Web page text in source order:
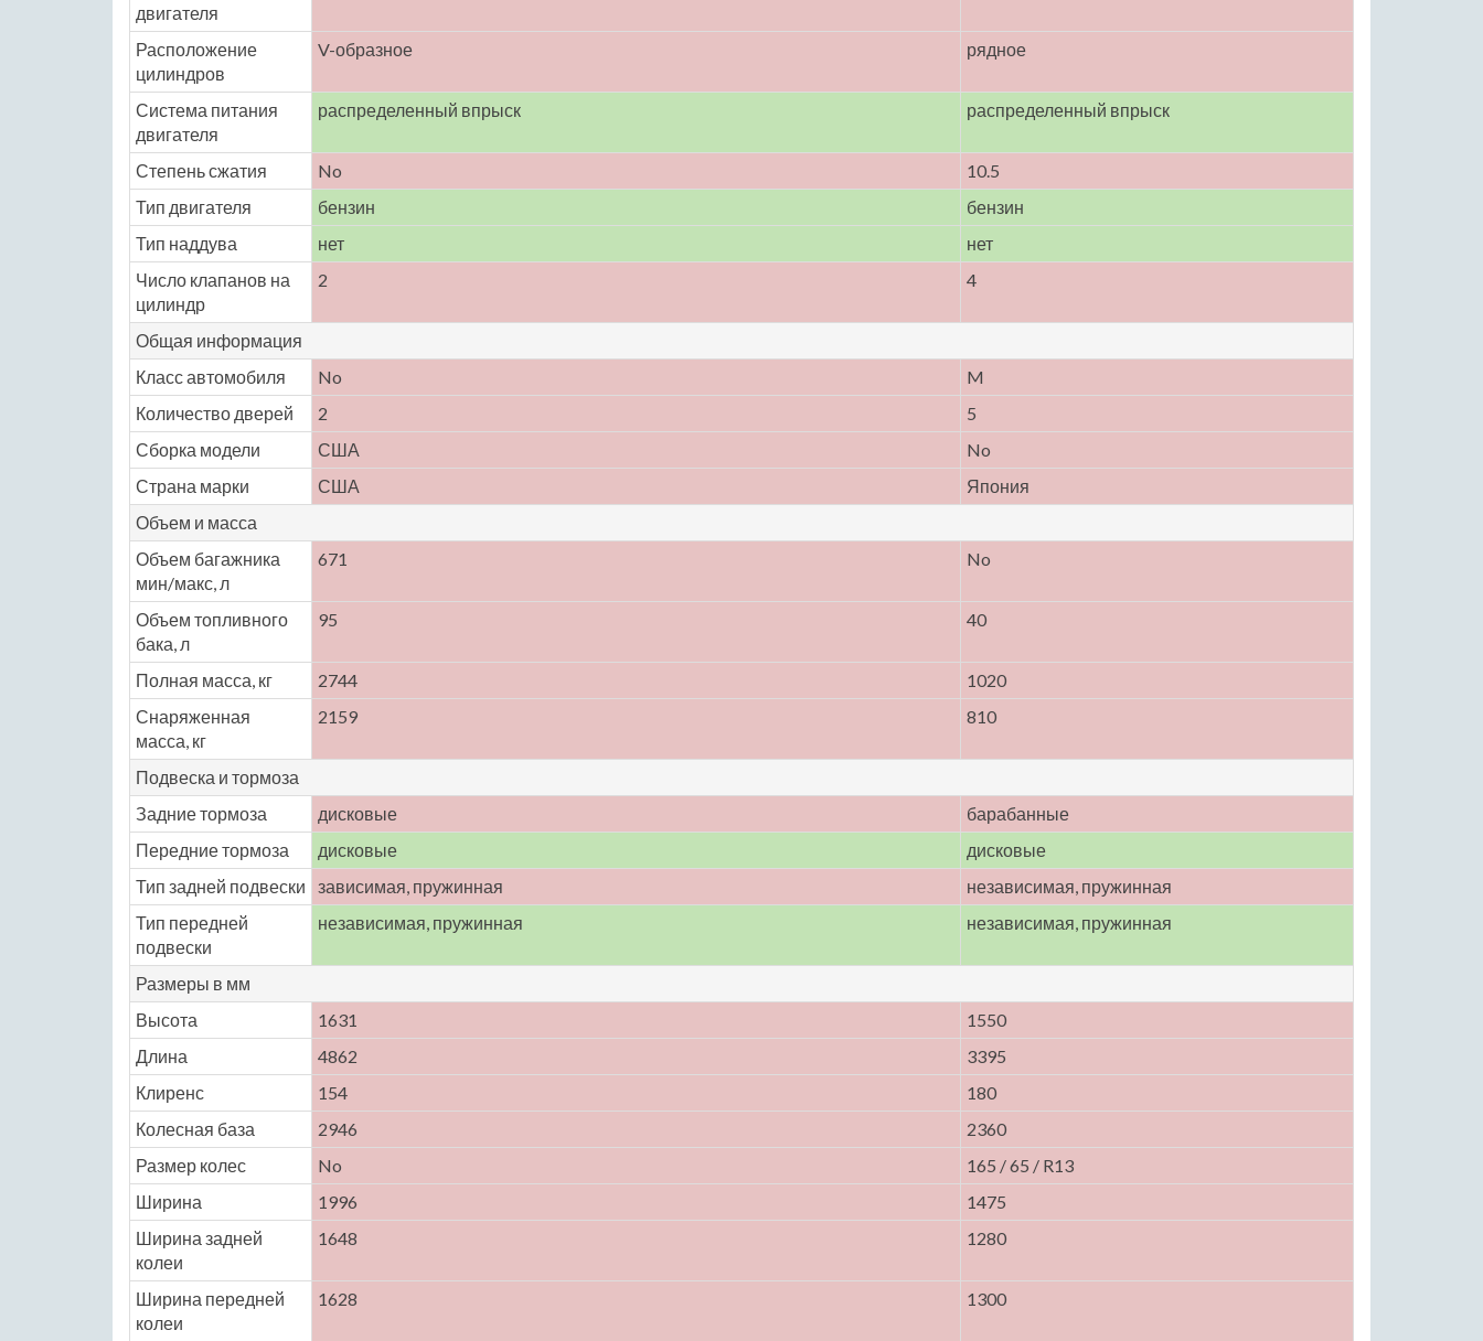
двигателя
Расположение
цилиндров
V-образное рядное
Система питания
двигателя
распределенный впрыск распределенный впрыск
Степень сжатия No
10.5
Тип двигателя
бензин
бензин
Тип наддува
нет
нет
Число клапанов на
цилиндр
2 4
Общая информация
Класс автомобиля
No
M
Количество дверей
2
5
Сборка модели
США
No
Страна марки
США
Япония
Объем и масса
Объем багажника
мин/макс, л
671 No
Объем топливного
бака, л
95 40
Полная масса, кг 2744
1020
Снаряженная
масса, кг
2159 810
Подвеска и тормоза
Задние тормоза
дисковые
барабанные
Передние тормоза
дисковые
дисковые
Тип задней подвески
зависимая, пружинная
независимая, пружинная
Тип передней
подвески
независимая, пружинная независимая, пружинная
Размеры в мм
Высота
1631
1550
Длина
4862
3395
Клиренс
154
180
Колесная база
2946
2360
Размер колес
No
165 / 65 / R13
Ширина
1996
1475
Ширина задней
колеи
1648 1280
Ширина передней
колеи
1628 1300